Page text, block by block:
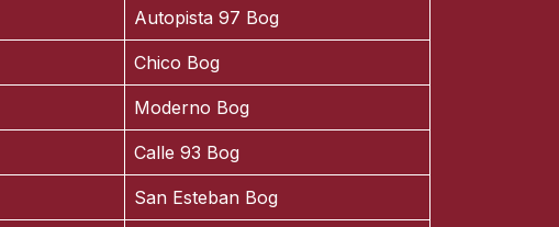
Autopista 97 Bog
Chico Bog
Moderno Bog
Calle 93 Bog
San Esteban Bog